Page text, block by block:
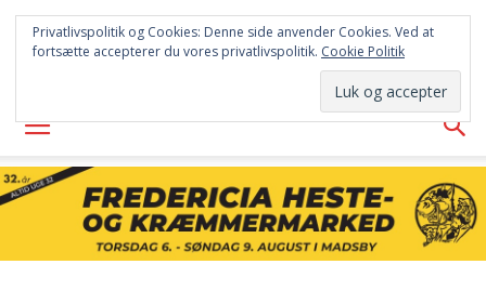
FREDERICIA
AVISEN
Privatlivspolitik og Cookies: Denne side anvender Cookies. Ved at
fortsætte accepterer du vores privatlivspolitik. Cookie Politik